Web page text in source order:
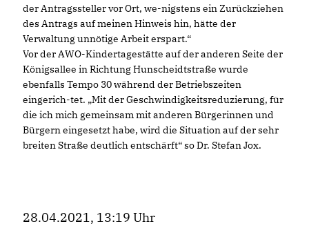
der Antragssteller vor Ort, we-nigstens ein Zurückziehen
des Antrags auf meinen Hinweis hin, hätte der
Verwaltung unnötige Arbeit erspart.“
Vor der AWO-Kindertagestätte auf der anderen Seite der
Königsallee in Richtung Hunscheidtstraße wurde
ebenfalls Tempo 30 während der Betriebszeiten
eingerich-tet. „Mit der Geschwindigkeitsreduzierung, für
die ich mich gemeinsam mit anderen Bürgerinnen und
Bürgern eingesetzt habe, wird die Situation auf der sehr
breiten Straße deutlich entschärft“ so Dr. Stefan Jox.
28.04.2021, 13:19 Uhr